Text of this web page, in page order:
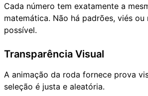
Cada número tem exatamente a
matemática. Não há padrões, viés ou
possível.
Transparência Visual
A animação da roda fornece prova
seleção é justa e aleatória.